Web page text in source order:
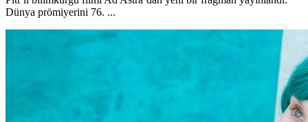
Dünya prömiyerini 76. ...